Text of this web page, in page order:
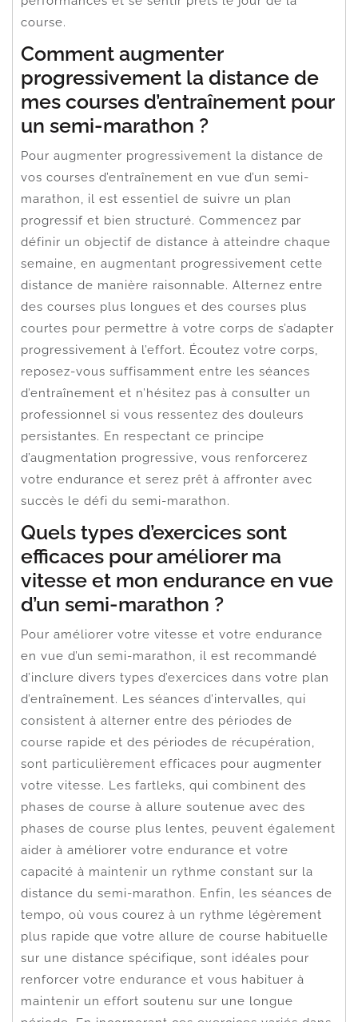
course.
Comment augmenter
progressivement la distance de
mes courses d’entraînement pour
un semi-marathon ?
Pour augmenter progressivement la distance de
vos courses d’entraînement en vue d’un semi-
marathon, il est essentiel de suivre un plan
progressif et bien structuré. Commencez par
définir un objectif de distance à atteindre chaque
semaine, en augmentant progressivement cette
distance de manière raisonnable. Alternez entre
des courses plus longues et des courses plus
courtes pour permettre à votre corps de s’adapter
progressivement à l’effort. Écoutez votre corps,
reposez-vous suffisamment entre les séances
d’entraînement et n’hésitez pas à consulter un
professionnel si vous ressentez des douleurs
persistantes. En respectant ce principe
d’augmentation progressive, vous renforcerez
votre endurance et serez prêt à affronter avec
succès le défi du semi-marathon.
Quels types d’exercices sont
efficaces pour améliorer ma
vitesse et mon endurance en vue
d’un semi-marathon ?
Pour améliorer votre vitesse et votre endurance
en vue d’un semi-marathon, il est recommandé
d’inclure divers types d’exercices dans votre plan
d’entraînement. Les séances d’intervalles, qui
consistent à alterner entre des périodes de
course rapide et des périodes de récupération,
sont particulièrement efficaces pour augmenter
votre vitesse. Les fartleks, qui combinent des
phases de course à allure soutenue avec des
phases de course plus lentes, peuvent également
aider à améliorer votre endurance et votre
capacité à maintenir un rythme constant sur la
distance du semi-marathon. Enfin, les séances de
tempo, où vous courez à un rythme légèrement
plus rapide que votre allure de course habituelle
sur une distance spécifique, sont idéales pour
renforcer votre endurance et vous habituer à
maintenir un effort soutenu sur une longue